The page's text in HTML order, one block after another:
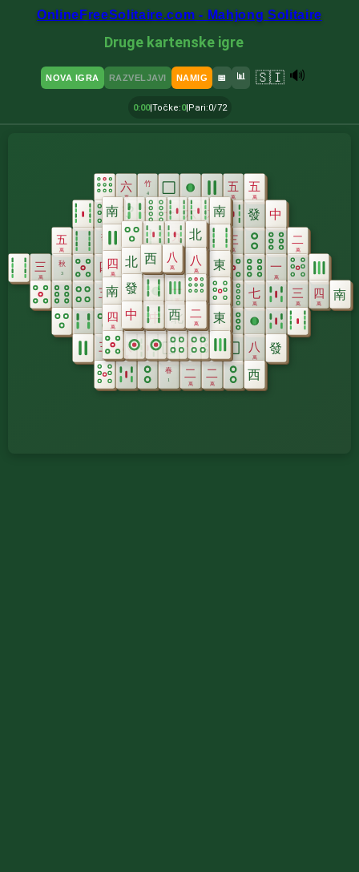
OnlineFreeSolitaire.com - Mahjong Solitaire
NOVA IGRA RAZVELJAVI NAMIG 📅 📊
Druge kartenske igre
🇸🇮 🔊
0:00|Točke:0|Pari:0/72